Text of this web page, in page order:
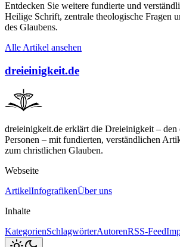
Entdecken Sie weitere fundierte und
Heilige Schrift, zentrale theologische Fragen
des Glaubens.
Alle Artikel ansehen
dreieinigkeit.de
dreieinigkeit.de erklärt die Dreieinigkeit – den
Personen – mit fundierten, verständlichen
zum christlichen Glauben.
Webseite
ArtikelInfografikenÜber uns
Inhalte
KategorienSchlagwörterAutorenRSS-Feed